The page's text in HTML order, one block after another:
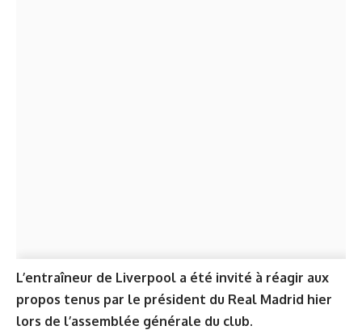
L’entraîneur de Liverpool a été invité à réagir aux
propos tenus par le président du Real Madrid hier
lors de l’assemblée générale du club.